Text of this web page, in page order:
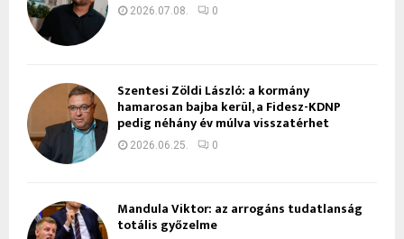
2026.07.08. 0
Szentesi Zöldi László: a kormány
hamarosan bajba kerül, a Fidesz-KDNP
pedig néhány év múlva visszatérhet
2026.06.25. 0
Mandula Viktor: az arrogáns tudatlanság
totális győzelme